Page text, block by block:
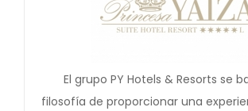
El grupo PY Hotels & Resorts se
filosofía de proporcionar una